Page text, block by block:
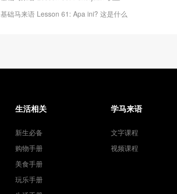
基础马来语 Lesson 61: Apa ini? 这是什么
生活相关
新生必备
购物手册
美食手册
玩乐手册
学马来语
文字课程
视频课程